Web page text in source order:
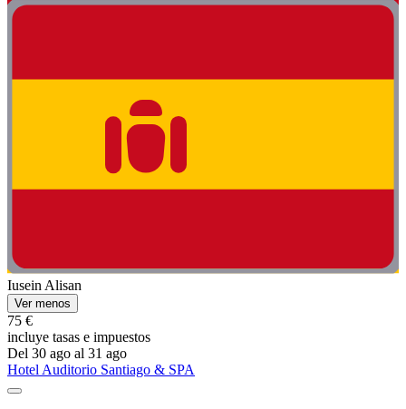
Iusein Alisan
Ver menos
75 €
incluye tasas e impuestos
Del 30 ago al 31 ago
Hotel Auditorio Santiago & SPA